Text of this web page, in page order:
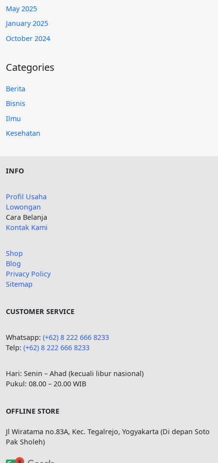
May 2025
January 2025
October 2024
Categories
Berita
Bisnis
Ilmu
Kesehatan
INFO
Profil Usaha
Lowongan
Cara Belanja
Kontak Kami
Shop
Blog
Privacy Policy
Sitemap
CUSTOMER SERVICE
Whatsapp: (+62) 8 222 666 8233
Telp: (+62) 8 222 666 8233
Hari: Senin – Ahad (kecuali libur nasional)
Pukul: 08.00 – 20.00 WIB
OFFLINE STORE
Jl Wiratama no.83A, Kec. Tegalrejo, Yogyakarta (Di depan Soto
Pak Sholeh)